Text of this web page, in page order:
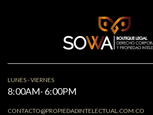
LUNES - VIERNES
8:00AM- 6:00PM
CONTACTO@PROPIEDADINTELECTUAL.COM.CO